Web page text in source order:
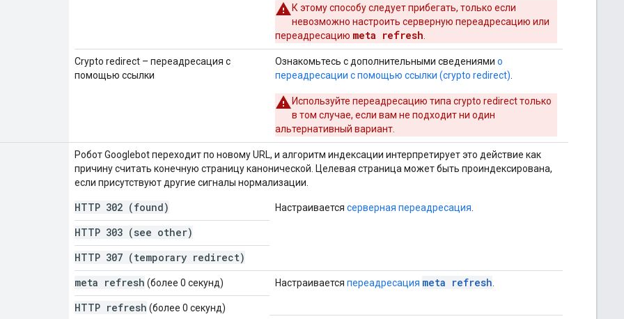
К этому способу следует прибегать, только если
невозможно настроить серверную переадресацию или
переадресацию meta refresh
Crypto redirect – переадресация с
помощью ссылки
Ознакомьтесь с дополнительными сведениями о
переадресации с помощью ссылки (crypto redirect)
Используйте переадресацию типа crypto redirect только
в том случае, если вам не подходит ни один
альтернативный вариант.
Робот Googlebot переходит по новому URL, и алгоритм индексации интерпретирует это действие как
причину считать конечную страницу канонической. Целевая страница может быть проиндексирована,
если присутствуют другие сигналы нормализации.
HTTP 302 (found) Настраивается серверная переадресация
HTTP 303 (see other)
HTTP 307 (temporary redirect)
meta refresh (более 0 секунд) Настраивается переадресация meta refresh
HTTP refresh (более 0 секунд)